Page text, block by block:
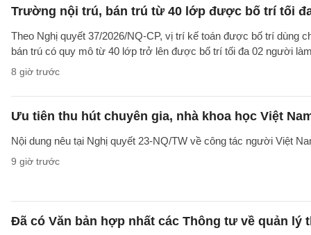
Trường nội trú, bán trú từ 40 lớp được bố trí tối
Theo Nghị quyết 37/2026/NQ-CP, vị trí kế toán được bố trí dùng
bán trú có quy mô từ 40 lớp trở lên được bố trí tối đa 02 người
8 giờ trước
Ưu tiên thu hút chuyên gia, nhà khoa học Việt
Nội dung nêu tại Nghị quyết 23-NQ/TW về công tác người Việt
9 giờ trước
Đã có Văn bản hợp nhất các Thông tư về quản lý